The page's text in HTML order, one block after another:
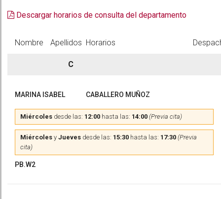
Descargar horarios de consulta del departamento
Nombre Apellidos Horarios
C
MARINA ISABEL CABALLERO MUÑOZ
Miércoles desde las: 12:00 hasta las: 14:00 (Previa cita)
Miércoles y Jueves desde las: 15:30 hasta las: 17:30 (Previa
cita)
PB.W2